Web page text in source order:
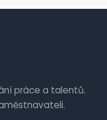
práce a talentů.